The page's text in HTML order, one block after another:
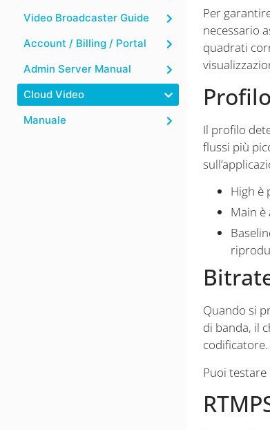
Video Broadcaster Guide
Account / Billing / Portal
Admin Server Manual
Cloud Video
Manuale
Per
necessario
quadrati
Il profilo
flussi più
High è
Main
Quando si
di banda, il
codificatore.
Puoi testare